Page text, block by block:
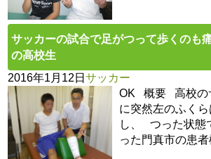
サッカーの試合で足がつって歩くのも
の高校生
2016年1月12日サッカー
OK 概要 高校の
に突然左のふく
し、 つった状態
った門真市の患